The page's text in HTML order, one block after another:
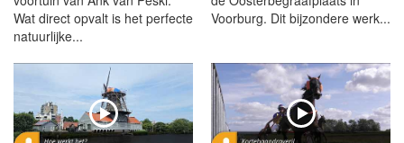
Wat direct opvalt is het perfecte
natuurlijke...
Voorburg. Dit bijzondere werk...